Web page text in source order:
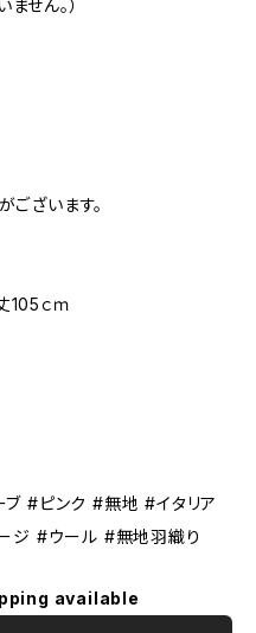
ません。）
ございます。
ｃｍ
#ピンク #無地 #イタリア
ジ #ウール #無地羽織り
available